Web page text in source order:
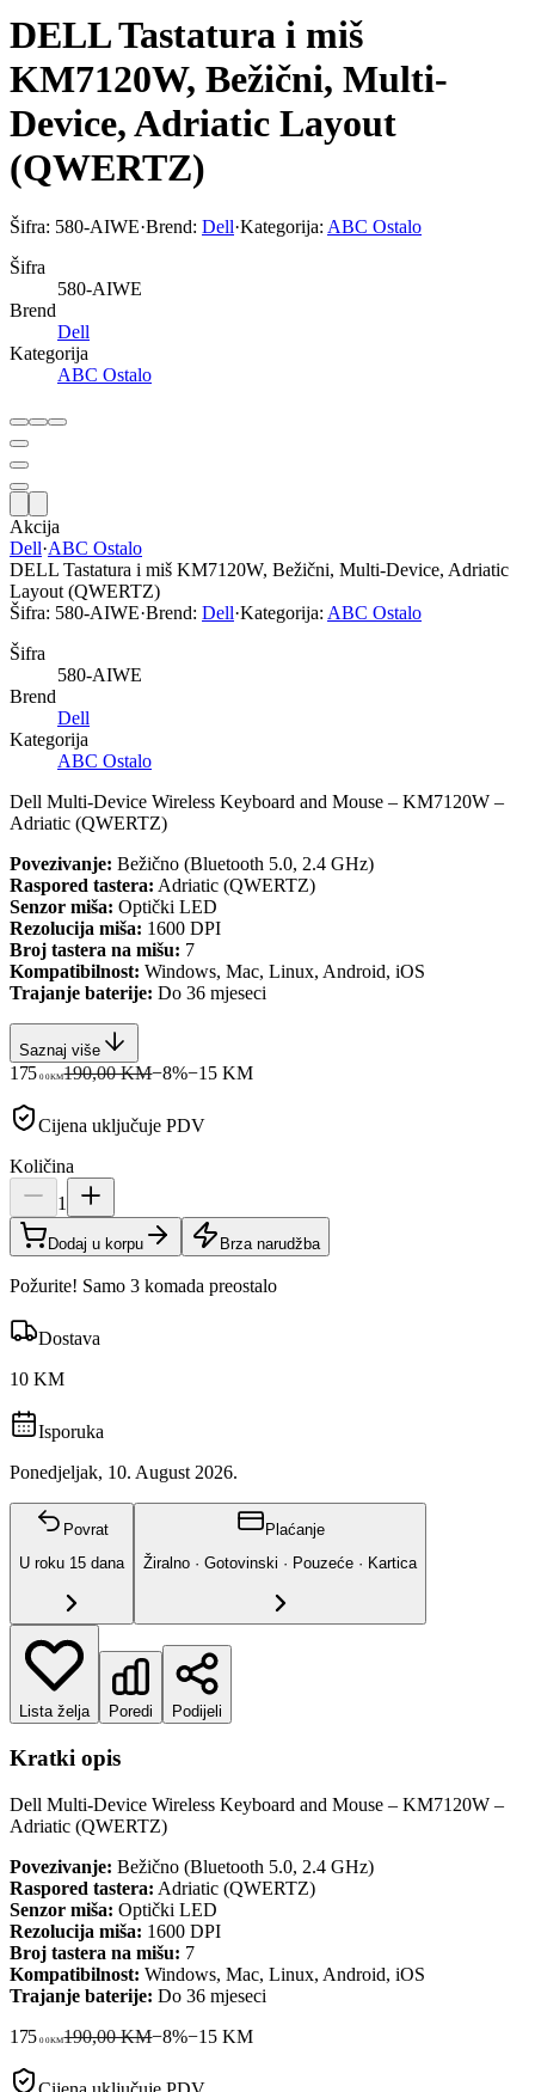
DELL Tastatura i miš
KM7120W, Bežični, Multi-
Device, Adriatic Layout
(QWERTZ)
Šifra: 580-AIWE·Brend: Dell·Kategorija: ABC Ostalo
Šifra
580-AIWE
Brend
Dell
Kategorija
ABC Ostalo
Akcija
Dell·ABC Ostalo
DELL Tastatura i miš KM7120W, Bežični, Multi-Device, Adriatic
Layout (QWERTZ)
Šifra: 580-AIWE·Brend: Dell·Kategorija: ABC Ostalo
Šifra
580-AIWE
Brend
Dell
Kategorija
ABC Ostalo
Dell Multi-Device Wireless Keyboard and Mouse – KM7120W –
Adriatic (QWERTZ)
Povezivanje: Bežično (Bluetooth 5.0, 2.4 GHz)
Raspored tastera: Adriatic (QWERTZ)
Senzor miša: Optički LED
Rezolucija miša: 1600 DPI
Broj tastera na mišu: 7
Kompatibilnost: Windows, Mac, Linux, Android, iOS
Trajanje baterije: Do 36 mjeseci
Saznaj više
175 00KM190,00 KM−8%−15 KM
Cijena uključuje PDV
Količina
1
Dodaj u korpu Brza narudžba
Požurite! Samo 3 komada preostalo
Dostava
10 KM
Isporuka
Ponedjeljak, 10. August 2026.
Povrat
U roku 15 dana
Plaćanje
Žiralno · Gotovinski · Pouzeće · Kartica
Lista želja Poredi Podijeli
Kratki opis
Dell Multi-Device Wireless Keyboard and Mouse – KM7120W –
Adriatic (QWERTZ)
Povezivanje: Bežično (Bluetooth 5.0, 2.4 GHz)
Raspored tastera: Adriatic (QWERTZ)
Senzor miša: Optički LED
Rezolucija miša: 1600 DPI
Broj tastera na mišu: 7
Kompatibilnost: Windows, Mac, Linux, Android, iOS
Trajanje baterije: Do 36 mjeseci
175 00KM190,00 KM−8%−15 KM